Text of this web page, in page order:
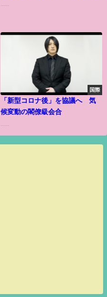
国際
「新型コロナ後」を協議へ 気
候変動の閣僚級会合